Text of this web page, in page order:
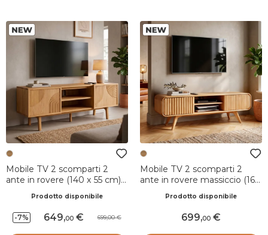
Mobile TV 2 scomparti 2
ante in rovere (140 x 55 cm)
Prodotto disponibile
-7% 649,00 699,00
Mobile TV 2 scomparti 2
ante in rovere massiccio (165
Prodotto disponibile
699,00